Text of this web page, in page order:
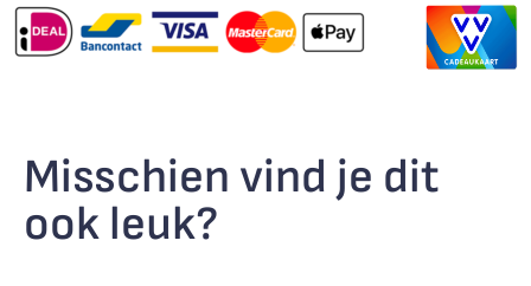
Misschien vind je dit
ook leuk?